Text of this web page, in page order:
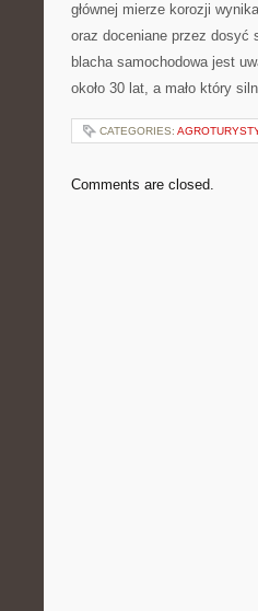
głównej mierze korozji
oraz doceniane przez dosyć
blacha samochodowa jest
około 30 lat, a mało który
CATEGORIES:
Comments are closed.